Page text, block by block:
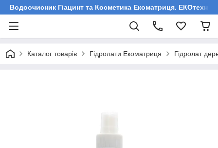
Водоочисник Гіацинт та Косметика Екоматриця.
Каталог товарів Гідролати Екоматриця Гідролат